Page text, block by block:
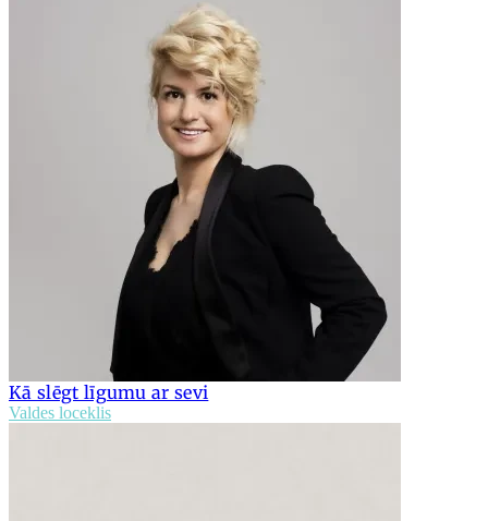
Kā slēgt līgumu ar sevi
Valdes loceklis